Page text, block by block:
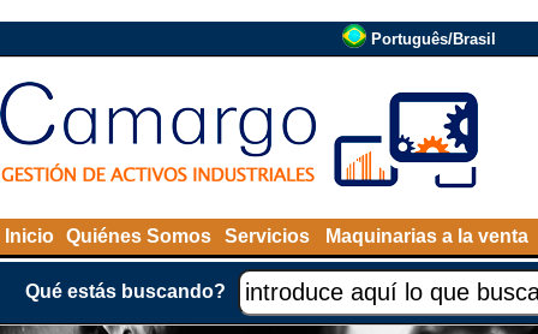
Português/Brasil
Inicio Quiénes Somos Servicios Maquinarias a la venta
Qué estás buscando?